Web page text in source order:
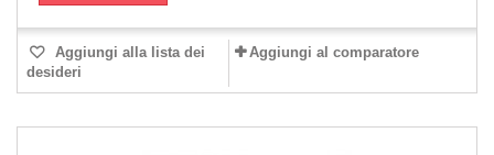
Aggiungi alla lista dei
desideri
Aggiungi al comparatore